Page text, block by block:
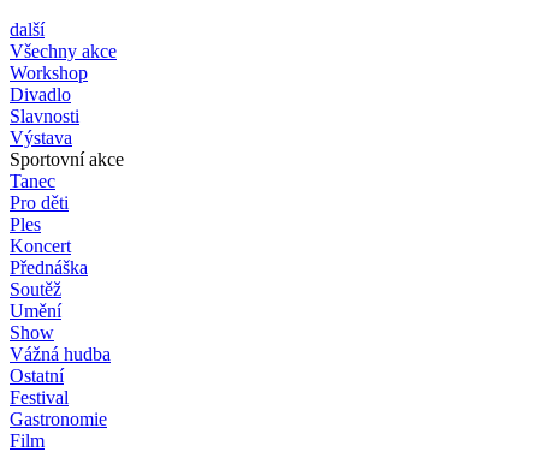
další
Všechny akce
Workshop
Divadlo
Slavnosti
Výstava
Sportovní akce
Tanec
Pro děti
Ples
Koncert
Přednáška
Soutěž
Umění
Show
Vážná hudba
Ostatní
Festival
Gastronomie
Film